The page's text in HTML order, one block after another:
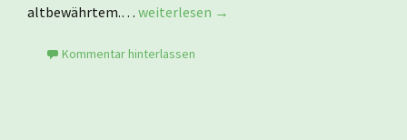
altbewährtem.… weiterlesen →
Kommentar hinterlassen